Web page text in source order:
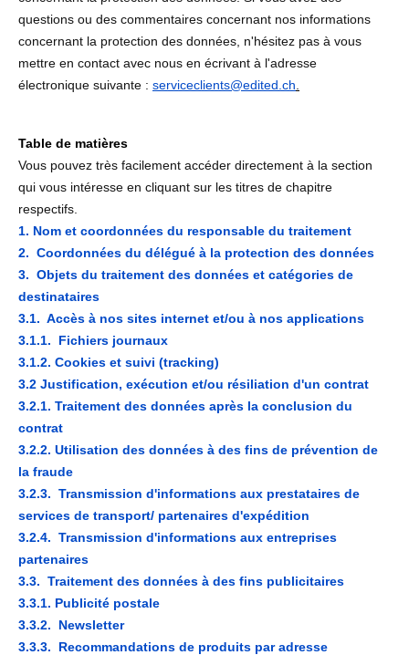
questions ou des commentaires concernant nos informations
concernant la protection des données, n'hésitez pas à vous
mettre en contact avec nous en écrivant à l'adresse
électronique suivante : serviceclients@edited.ch
Table de matières
Vous pouvez très facilement accéder directement à la section
qui vous intéresse en cliquant sur les titres de chapitre
respectifs.
1. Nom et coordonnées du responsable du traitement
2. Coordonnées du délégué à la protection des données
3. Objets du traitement des données et catégories de
destinataires
3.1. Accès à nos sites internet et/ou à nos applications
3.1.1. Fichiers journaux
3.1.2. Cookies et suivi (tracking)
3.2 Justification, exécution et/ou résiliation d'un contrat
3.2.1. Traitement des données après la conclusion du
contrat
3.2.2. Utilisation des données à des fins de prévention de
la fraude
3.2.3. Transmission d'informations aux prestataires de
services de transport/ partenaires d'expédition
3.2.4. Transmission d'informations aux entreprises
partenaires
3.3. Traitement des données à des fins publicitaires
3.3.1. Publicité postale
3.3.2. Newsletter
3.3.3. Recommandations de produits par adresse